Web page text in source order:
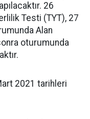
26
Testi (TYT), 27
Alan
oturumunda
2021 tarihleri